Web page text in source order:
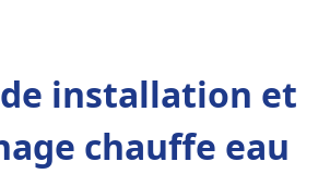
installation et
chauffe eau